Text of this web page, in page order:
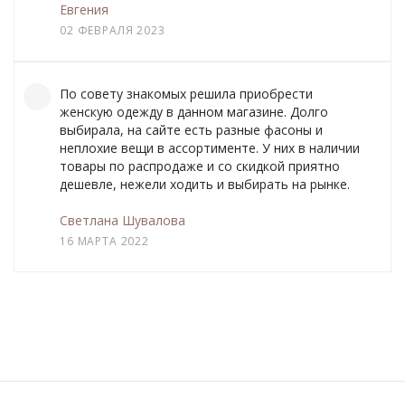
Евгения
02 ФЕВРАЛЯ 2023
По совету знакомых решила приобрести
женскую одежду в данном магазине. Долго
выбирала, на сайте есть разные фасоны и
неплохие вещи в ассортименте. У них в наличии
товары по распродаже и со скидкой приятно
дешевле, нежели ходить и выбирать на рынке.
Светлана Шувалова
16 МАРТА 2022